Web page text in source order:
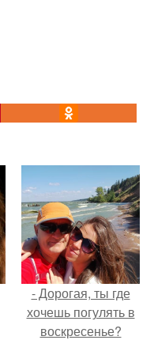
- Дорогая, ты где
хочешь погулять в
воскресенье?